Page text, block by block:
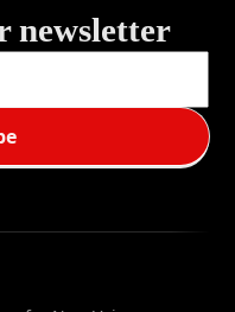
newsletter